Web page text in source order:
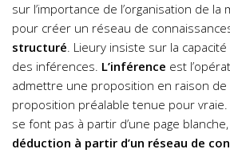
sur l’importance de l’organisation de
pour créer un réseau de
structuré. Lieury insiste sur la
des inférences. L’inférence est
admettre une proposition en raison de
proposition préalable tenue pour
se font pas à partir d’une page
déduction à partir d’un réseau de